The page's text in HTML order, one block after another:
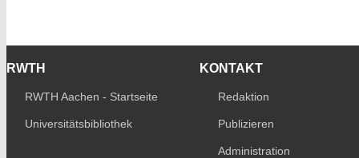
RWTH
RWTH Aachen - Startseite
Universitätsbibliothek
KONTAKT
Redaktion
Publizieren
Administration